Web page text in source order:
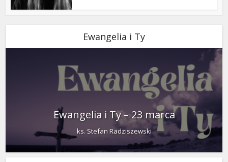
Ewangelia i Ty
Ewangelia i Ty – 23 marca
ks. Stefan Radziszewski